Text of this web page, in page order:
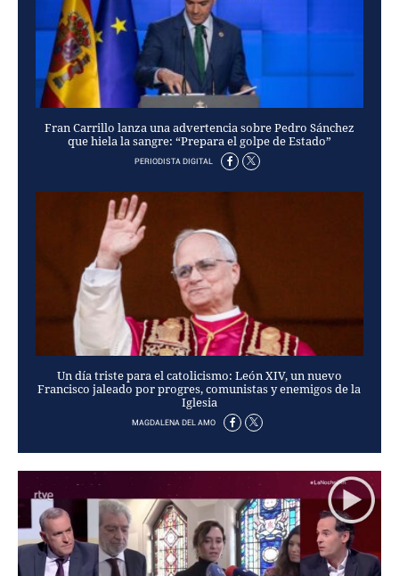
BLOGS
VÍDEOS
TEMAS
PERSONAJES
ORGANISMOS
LUGARES
AUTORES
SERVICIOS
OFERTAS
CLUB PD
ENLACES
MEDIOS
MÁS SERVICIOS
AMÉRICA
Fran Carrillo lanza una advertencia sobre Pedro Sánchez
que hiela la sangre: “Prepara el golpe de Estado”
PERIODISTA DIGITAL
Un día triste para el catolicismo: León XIV, un nuevo
Francisco jaleado por progres, comunistas y enemigos de la
Iglesia
MAGDALENA DEL AMO